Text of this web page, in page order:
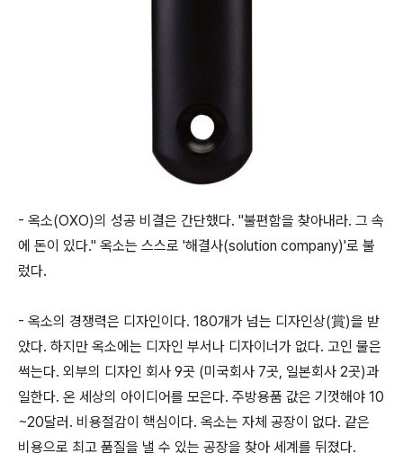
- 옥소(OXO)의 성공 비결은 간단했다. "불편함을 찾아내라. 그 속
에 돈이 있다." 옥소는 스스로 '해결사(solution company)'로 불
렀다.
- 옥소의 경쟁력은 디자인이다. 180개가 넘는 디자인상(賞)을 받
았다. 하지만 옥소에는 디자인 부서나 디자이너가 없다. 고인 물은
썩는다. 외부의 디자인 회사 9곳 (미국회사 7곳, 일본회사 2곳)과
일한다. 온 세상의 아이디어를 모은다. 주방용품 값은 기껏해야 10
~20달러. 비용절감이 핵심이다. 옥소는 자체 공장이 없다. 같은
비용으로 최고 품질을 낼 수 있는 공장을 찾아 세계를 뒤졌다.